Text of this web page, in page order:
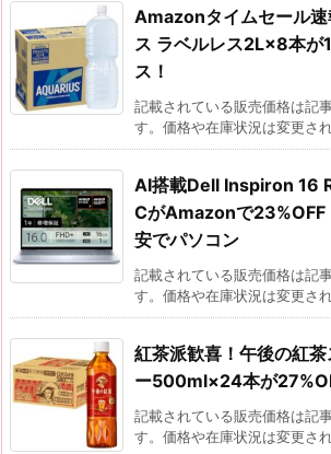
Amazonタイムセール
ス ラベルレス2L×8本が
ス！
記載されている販売価格は記
す。価格や在庫状況は変更さ
AI搭載Dell Inspiron 16
CがAmazonで23%OFF
安でパソコン
記載されている販売価格は記
す。価格や在庫状況は変更さ
紅茶派歓喜！午後の紅
ー500ml×24本が
記載されている販売価格は記
す。価格や在庫状況は変更さ